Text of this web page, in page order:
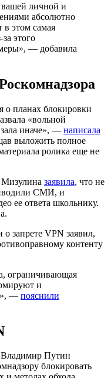
вашей личной и
абсолютно
в этом самая
этого
― добавила
о планах блокировки
«вольной
иначе», — написала
выложить полное
ролика еще не
заявила, что не
СМИ, и
ее ответа школьнику.
запрете VPN заявил,
контенту
ограничивающая
и
― пояснили
Владимир Путин
блокировать